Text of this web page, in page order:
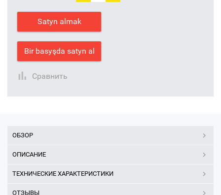
Satyn almak
Bir basyşda satyn al
Сравнить
ОБЗОР
ОПИСАНИЕ
ТЕХНИЧЕСКИЕ ХАРАКТЕРИСТИКИ
ОТЗЫВЫ